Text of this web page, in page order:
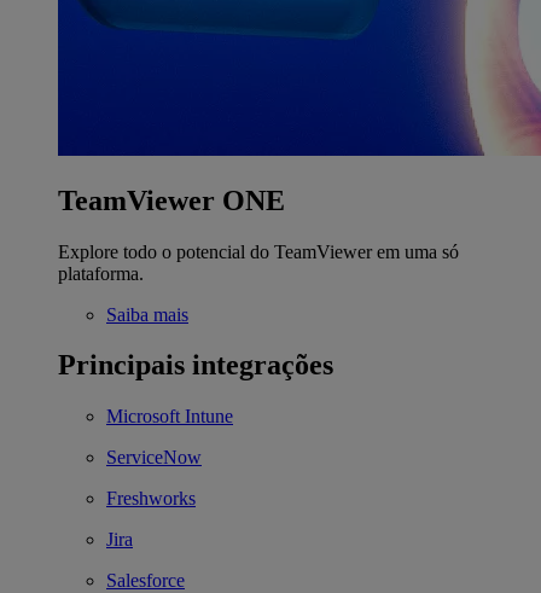
TeamViewer ONE
Explore todo o potencial do TeamViewer em uma só
plataforma.
Saiba mais
Principais integrações
Microsoft Intune
ServiceNow
Freshworks
Jira
Salesforce